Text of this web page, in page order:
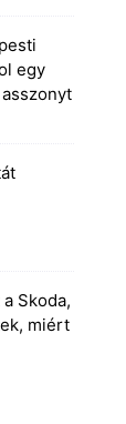
egy
Skoda,
miért